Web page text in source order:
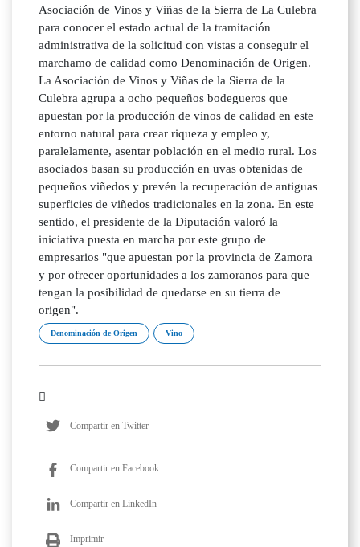
Asociación de Vinos y Viñas de la Sierra de La Culebra
para conocer el estado actual de la tramitación
administrativa de la solicitud con vistas a conseguir el
marchamo de calidad como Denominación de Origen.
La Asociación de Vinos y Viñas de la Sierra de la
Culebra agrupa a ocho pequeños bodegueros que
apuestan por la producción de vinos de calidad en este
entorno natural para crear riqueza y empleo y,
paralelamente, asentar población en el medio rural. Los
asociados basan su producción en uvas obtenidas de
pequeños viñedos y prevén la recuperación de antiguas
superficies de viñedos tradicionales en la zona. En este
sentido, el presidente de la Diputación valoró la
iniciativa puesta en marcha por este grupo de
empresarios "que apuestan por la provincia de Zamora
y por ofrecer oportunidades a los zamoranos para que
tengan la posibilidad de quedarse en su tierra de
origen".
Denominación de Origen Vino
Compartir en Twitter
Compartir en Facebook
Compartir en LinkedIn
Imprimir